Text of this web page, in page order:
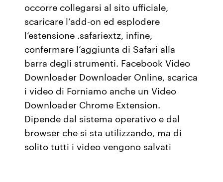
occorre collegarsi al sito ufficiale,
scaricare l’add-on ed esplodere
l’estensione .safariextz, infine,
confermare l’aggiunta di Safari alla
barra degli strumenti. Facebook Video
Downloader Downloader Online, scarica
i video di Forniamo anche un Video
Downloader Chrome Extension.
Dipende dal sistema operativo e dal
browser che si sta utilizzando, ma di
solito tutti i video vengono salvati